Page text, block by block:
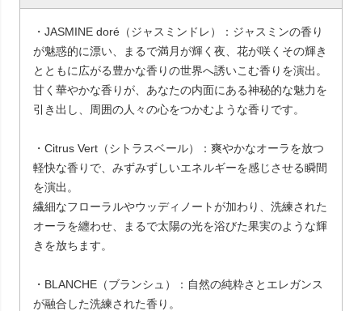
・JASMINE doré（ジャスミンドレ）：ジャスミンの香り
が魅惑的に漂い、まるで満月が輝く夜、花が咲くその輝き
とともに広がる豊かな香りの世界へ誘いこむ香りを演出。
甘く華やかな香りが、あなたの内面にある神秘的な魅力を
引き出し、周囲の人々の心をつかむような香りです。
・Citrus Vert（シトラスベール）：爽やかなオーラを放つ
軽快な香りで、みずみずしいエネルギーを感じさせる瞬間
を演出。
繊細なフローラルやウッディノートが加わり、洗練された
オーラを纏わせ、まるで太陽の光を浴びた果実のような輝
きを放ちます。
・BLANCHE（ブランシュ）：自然の純粋さとエレガンス
が融合した洗練された香り。